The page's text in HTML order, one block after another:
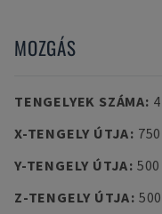
MOZGÁS
TENGELYEK SZÁMA: 4
X-TENGELY ÚTJA:
Y-TENGELY ÚTJA:
Z-TENGELY ÚTJA: